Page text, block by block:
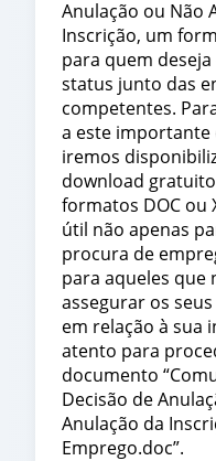
Anulação ou Não
Inscrição, um
para quem
status junto das
competentes.
a este
iremos
download
formatos DOC ou
útil não apenas
procura de
para aqueles que
assegurar os
em relação à sua
atento para
documento
Decisão de
Anulação da
Emprego.doc”.